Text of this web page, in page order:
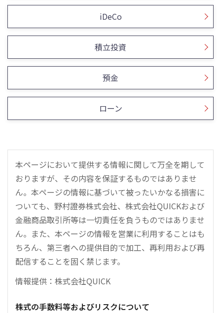
iDeCo
積立投資
預金
ローン
本ページにおいて提供する情報に関して万全を期して
おりますが、その内容を保証するものではありませ
ん。本ページの情報に基づいて被ったいかなる損害に
ついても、野村證券株式会社、株式会社QUICKおよび
金融商品取引所等は一切責任を負うものではありませ
ん。また、本ページの情報を営業に利用することはも
ちろん、第三者への提供目的で加工、再利用および再
配信することを固く禁じます。
情報提供：株式会社QUICK
株式の手数料等およびリスクについて